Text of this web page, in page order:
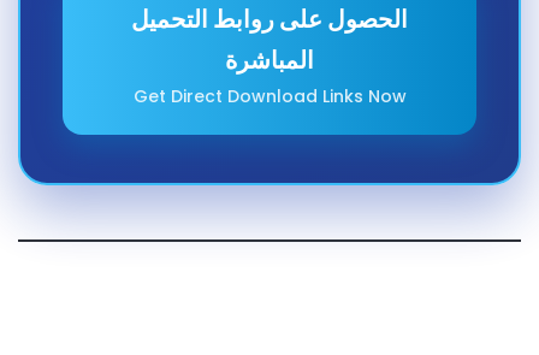
الحصول على روابط التحميل
المباشرة
Get Direct Download Links Now